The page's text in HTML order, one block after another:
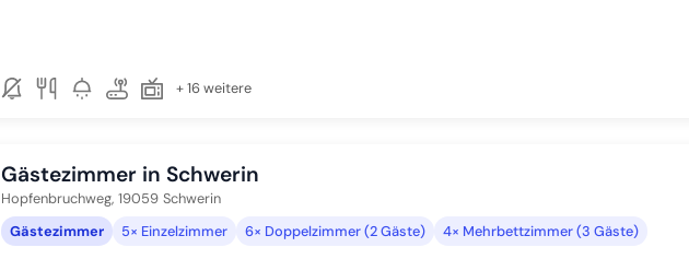
+ 16 weitere
Gästezimmer in Schwerin
Hopfenbruchweg, 19059 Schwerin
Gästezimmer
5× Einzelzimmer 6× Doppelzimmer (2 Gäste) 4× Mehrbettzimmer (3 Gäste)